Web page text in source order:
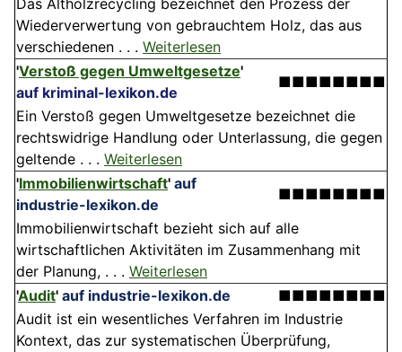
Das Altholzrecycling bezeichnet den Prozess der
Wiederverwertung von gebrauchtem Holz, das aus
verschiedenen . . . Weiterlesen
'Verstoß gegen Umweltgesetze'
auf kriminal-lexikon.de
■■■■■■■■
Ein Verstoß gegen Umweltgesetze bezeichnet die
rechtswidrige Handlung oder Unterlassung, die gegen
geltende . . . Weiterlesen
'Immobilienwirtschaft' auf
industrie-lexikon.de
■■■■■■■■
Immobilienwirtschaft bezieht sich auf alle
wirtschaftlichen Aktivitäten im Zusammenhang mit
der Planung, . . . Weiterlesen
'Audit' auf industrie-lexikon.de
■■■■■■■■
Audit ist ein wesentliches Verfahren im Industrie
Kontext, das zur systematischen Überprüfung,